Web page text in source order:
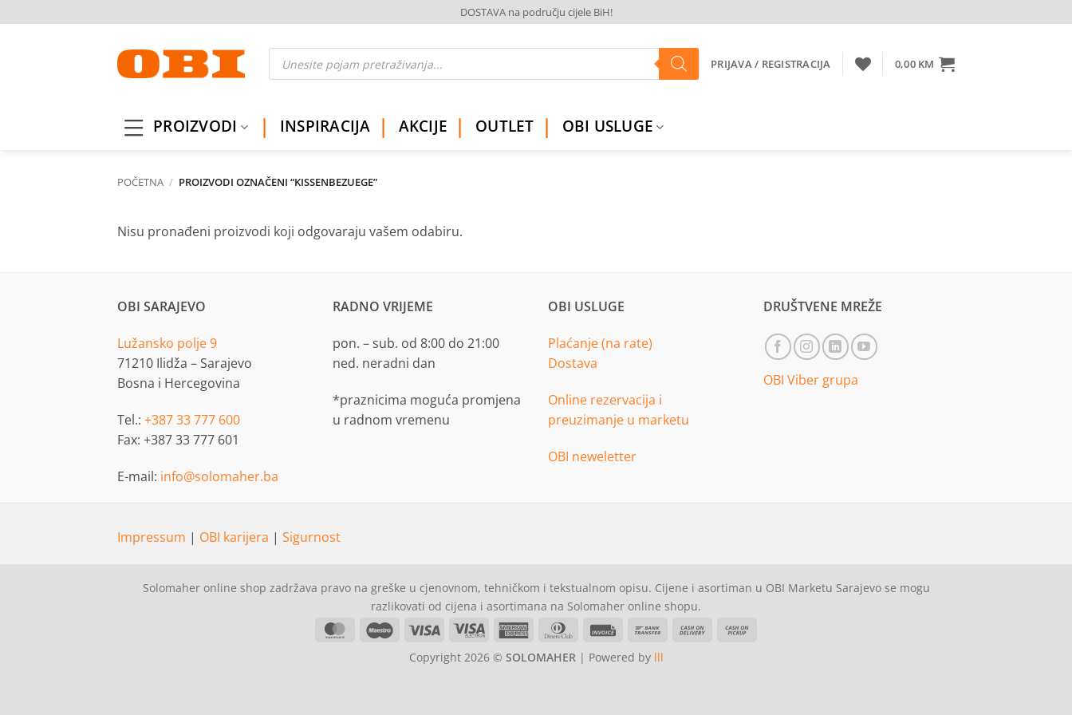
to
DOSTAVA na području cijele BiH!
Products
search PRIJAVA / REGISTRACIJA 0,00 KM
PROIZVODI INSPIRACIJA AKCIJE OUTLET OBI USLUGE
POČETNA / PROIZVODI OZNAČENI “KISSENBEZUEGE”
Nisu pronađeni proizvodi koji odgovaraju vašem odabiru.
OBI SARAJEVO
Lužansko polje 9
71210 Ilidža – Sarajevo
Bosna i Hercegovina
Tel.: +387 33 777 600
Fax: +387 33 777 601
E-mail: info@solomaher.ba
RADNO VRIJEME
pon. – sub. od 8:00 do 21:00
ned. neradni dan
*praznicima moguća promjena
u radnom vremenu
OBI USLUGE
Plaćanje (na rate)
Dostava
Online rezervacija i
preuzimanje u marketu
OBI neweletter
DRUŠTVENE MREŽE
OBI Viber grupa
Impressum | OBI karijera | Sigurnost
Solomaher online shop zadržava pravo na greške u cjenovnom, tehničkom i tekstualnom opisu. Cijene i asortiman u OBI Marketu Sarajevo se mogu
razlikovati od cijena i asortimana na Solomaher online shopu.
MasterCardMaestro Visa
Visa
American Dinners
Invoice
Bank
Cash
Copyright 2026 © SOLOMAHER| Powered by lll